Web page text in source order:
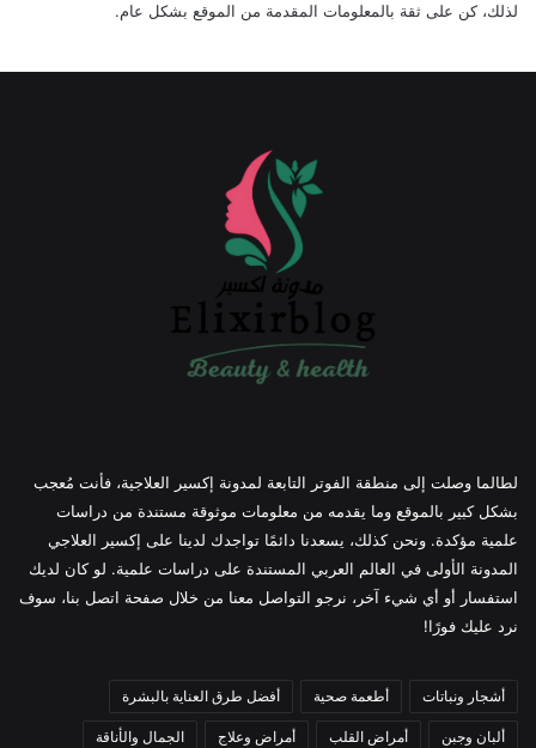
لذلك، كن على ثقة بالمعلومات المقدمة من الموقع بشكل عام.
لطالما وصلت إلى منطقة الفوتر التابعة لمدونة إكسير العلاجية، فأنت مُعجب
بشكل كبير بالموقع وما يقدمه من معلومات موثوقة مستندة من دراسات
علمية مؤكدة. ونحن كذلك، يسعدنا دائمًا تواجدك لدينا على إكسير العلاجي
المدونة الأولى في العالم العربي المستندة على دراسات علمية. لو كان لديك
استفسار أو أي شيء آخر، نرجو التواصل معنا من خلال صفحة اتصل بنا، سوف
نرد عليك فورًا!
أشجار ونباتات أطعمة صحية أفضل طرق العناية بالبشرة
ألبان وجبن أمراض القلب أمراض وعلاج الجمال والأناقة